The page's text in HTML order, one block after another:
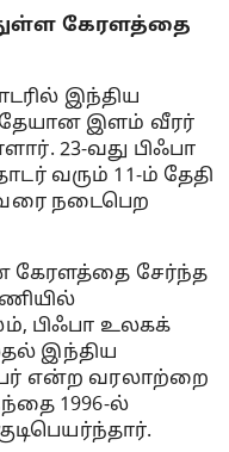
கேரளத்தை
இந்திய
இளம் வீரர்
23-வது பிஃபா
வரும் 11-ம் தேதி
நடைபெற
கேரளத்தை சேர்ந்த
பிஃபா உலகக்
இந்திய
என்ற வரலாற்றை
1996-ல்